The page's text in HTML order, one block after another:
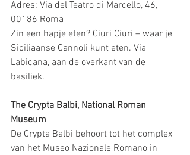
Adres: Via del Teatro di Marcello, 46,
00186 Roma
Zin een hapje eten? Ciuri Ciuri – waar je
Siciliaanse Cannoli kunt eten. Via
Labicana, aan de overkant van de
basiliek.
The Crypta Balbi, National Roman
Museum
De Crypta Balbi behoort tot het complex
van het Museo Nazionale Romano in